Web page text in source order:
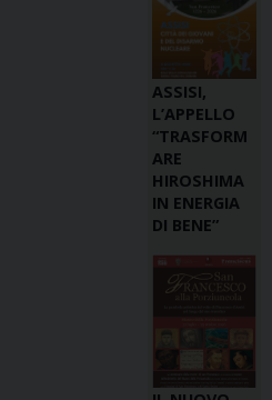
ASSISI,
L’APPELLO
“TRASFORM
ARE
HIROSHIMA
IN ENERGIA
DI BENE”